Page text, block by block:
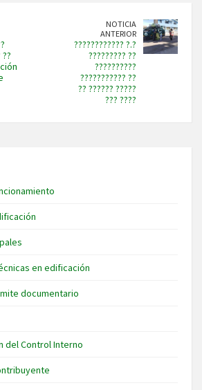
NOTICIA
ANTERIOR
???????????? ?.?
????????? ??
??????????
??????????? ??
?? ?????? ?????
??? ????
en edificación
documentario
del Control Interno